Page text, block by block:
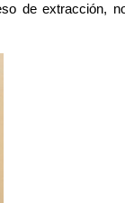
de extracción,